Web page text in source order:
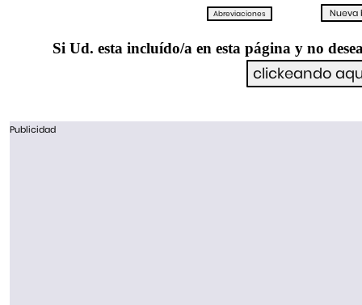
Si Ud. esta incluído/a en esta página y no
Publicidad